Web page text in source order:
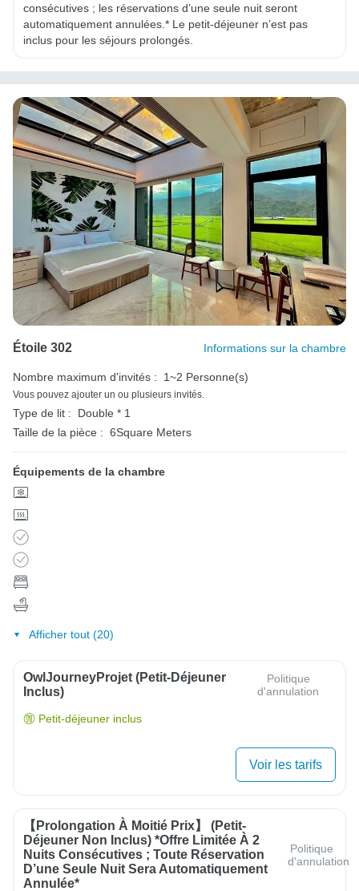
consécutives ; les réservations d’une seule nuit seront
automatiquement annulées.* Le petit-déjeuner n’est pas
inclus pour les séjours prolongés.
Étoile 302 Informations sur la chambre
Nombre maximum d'invités : 1~2 Personne(s)
Vous pouvez ajouter un ou plusieurs invités.
Type de lit :
Double * 1
Taille de la pièce : 6Square Meters
Équipements de la chambre
Afficher tout (20)
OwlJourneyProjet (petit-Déjeuner
Inclus)
Politique
d'annulation
Petit-déjeuner inclus
Voir les tarifs
【Prolongation À Moitié Prix】 (Petit-
Déjeuner Non Inclus) *Offre Limitée À 2
Nuits Consécutives ; Toute Réservation
D’une Seule Nuit Sera Automatiquement
Annulée*
Politique
d'annulation